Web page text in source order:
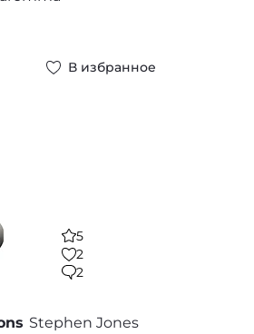
В избранное
5
2
2
Stephen Jones